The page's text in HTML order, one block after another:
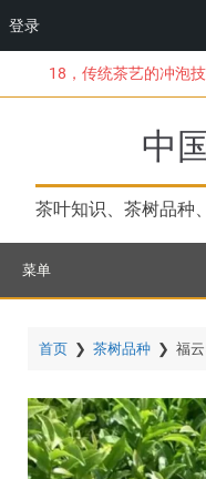
到
18，传统茶艺的冲泡技艺
中
茶叶知识、茶树品种
菜单
首页 ❯ 茶树品种 ❯ 福
登录